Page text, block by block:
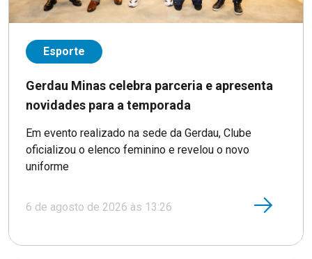
Esporte
Gerdau Minas celebra parceria e apresenta
novidades para a temporada
Em evento realizado na sede da Gerdau, Clube
oficializou o elenco feminino e revelou o novo
uniforme
6 de agosto de 2026 às 13:26